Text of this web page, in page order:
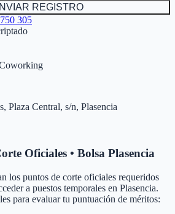
REGISTRO
305
Plaza Central, s/n, Plasencia
Oficiales • Bolsa Plasencia
los puntos de corte oficiales requeridos
a puestos temporales en Plasencia.
para evaluar tu puntuación de méritos: